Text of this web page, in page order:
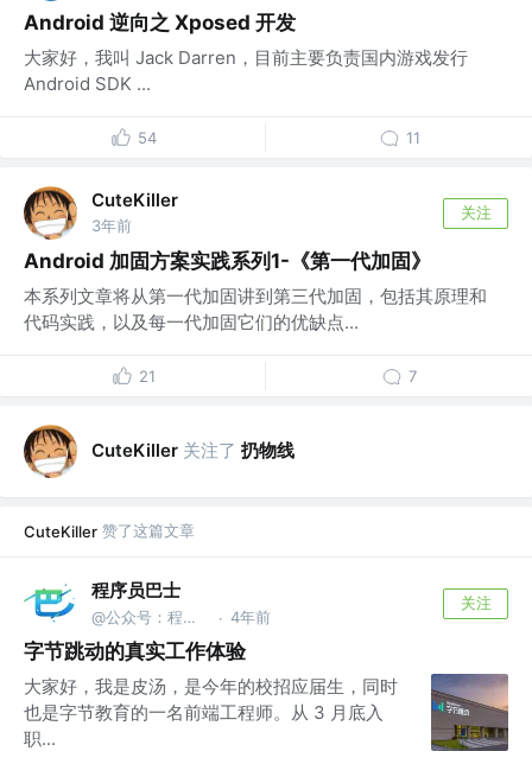
Android 逆向之 Xposed 开发
大家好，我叫 Jack Darren，目前主要负责国内游戏发行
Android SDK ...
54 11
CuteKiller
3年前
关注
Android 加固方案实践系列1-《第一代加固》
本系列文章将从第一代加固讲到第三代加固，包括其原理和
代码实践，以及每一代加固它们的优缺点...
21 7
CuteKiller 关注了 扔物线
CuteKiller 赞了这篇文章
程序员巴士
@公众号：程序员巴士 · 4年前
关注
字节跳动的真实工作体验
大家好，我是皮汤，是今年的校招应届生，同时
也是字节教育的一名前端工程师。从 3 月底入
职...